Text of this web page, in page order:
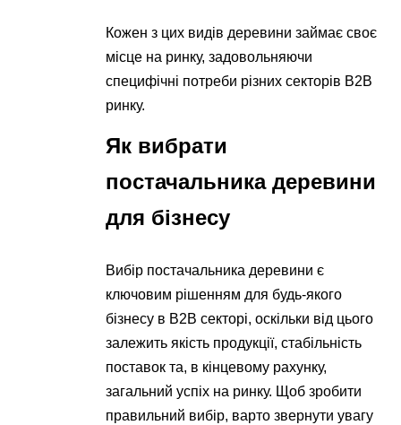
Кожен з цих видів деревини займає своє
місце на ринку, задовольняючи
специфічні потреби різних секторів B2B
ринку.
Як вибрати
постачальника деревини
для бізнесу
Вибір постачальника деревини є
ключовим рішенням для будь-якого
бізнесу в B2B секторі, оскільки від цього
залежить якість продукції, стабільність
поставок та, в кінцевому рахунку,
загальний успіх на ринку. Щоб зробити
правильний вибір, варто звернути увагу